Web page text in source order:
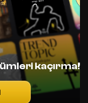
kaçırma!